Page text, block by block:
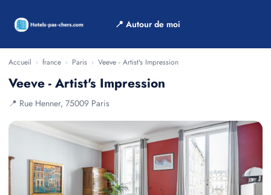
📍 Autour de moi
Accueil › france › Paris › Veeve - Artist's Impression
Veeve - Artist's Impression
📍 Rue Henner, 75009 Paris